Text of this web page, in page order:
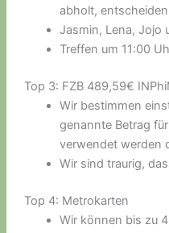
abholt,
Jasmin, Lena, Jojo
Treffen um 11:00
Top 3: FZB 489,59€
Wir bestimmen
genannte Betrag
verwendet werden
Wir sind traurig,
Top 4: Metrokarten
Wir können bis zu